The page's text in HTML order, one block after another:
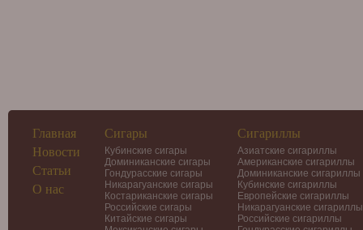
Главная
Новости
Статьи
О нас
Сигары
Кубинские сигары
Доминиканские сигары
Гондурасские сигары
Никарагуанские сигары
Костариканские сигары
Российские сигары
Китайские сигары
Сигариллы
Азиатские сигариллы
Американские сигариллы
Доминиканские сигариллы
Кубинские сигариллы
Европейские сигариллы
Никарагуанские сигариллы
Российские сигариллы